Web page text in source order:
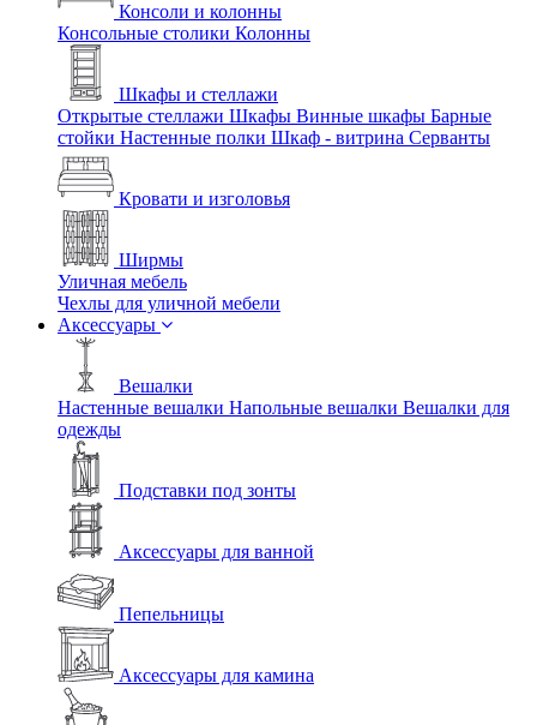
Консоли и колонны
Консольные столики Колонны
Шкафы и стеллажи
Открытые стеллажи Шкафы Винные шкафы Барные
стойки Настенные полки Шкаф - витрина Серванты
Кровати и изголовья
Ширмы
Уличная мебель
Чехлы для уличной мебели
Аксессуары
Вешалки
Настенные вешалки Напольные вешалки Вешалки для
одежды
Подставки под зонты
Аксессуары для ванной
Пепельницы
Аксессуары для камина